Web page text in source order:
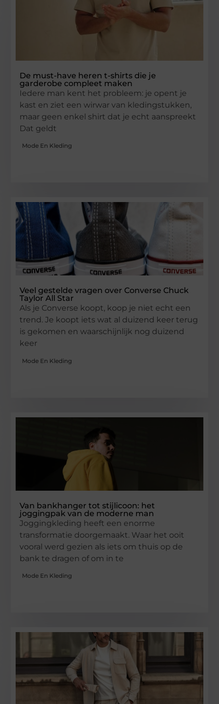
De must-have heren t-shirts die je
garderobe compleet maken
Iedere man kent het probleem: je opent je
kast en ziet een wirwar van kledingstukken,
maar geen enkel shirt dat je echt aanspreekt
Dat geldt
Mode En Kleding
Veel gestelde vragen over Converse Chuck
Taylor All Star
Als je Converse koopt, koop je niet echt een
trend. Je koopt iets wat al duizend keer terug
is gekomen en waarschijnlijk nog duizend
keer
Mode En Kleding
Van bankhanger tot stijlicoon: het
joggingpak van de moderne man
Joggingkleding heeft een enorme
transformatie doorgemaakt. Waar het ooit
vooral werd gezien als iets om thuis op de
bank te dragen of om in te
Mode En Kleding